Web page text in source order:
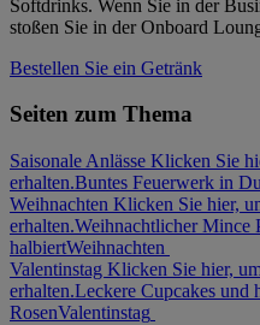
Softdrinks. Wenn Sie in der
stoßen Sie in der Onboard
Bestellen Sie ein Getränk
Seiten zum Thema
Saisonale Anlässe Klicken Sie
erhalten.Buntes Feuerwerk in
Weihnachten Klicken Sie hier,
erhalten.Weihnachtlicher Mince
halbiertWeihnachten
Valentinstag Klicken Sie hier,
erhalten.Leckere Cupcakes und
RosenValentinstag